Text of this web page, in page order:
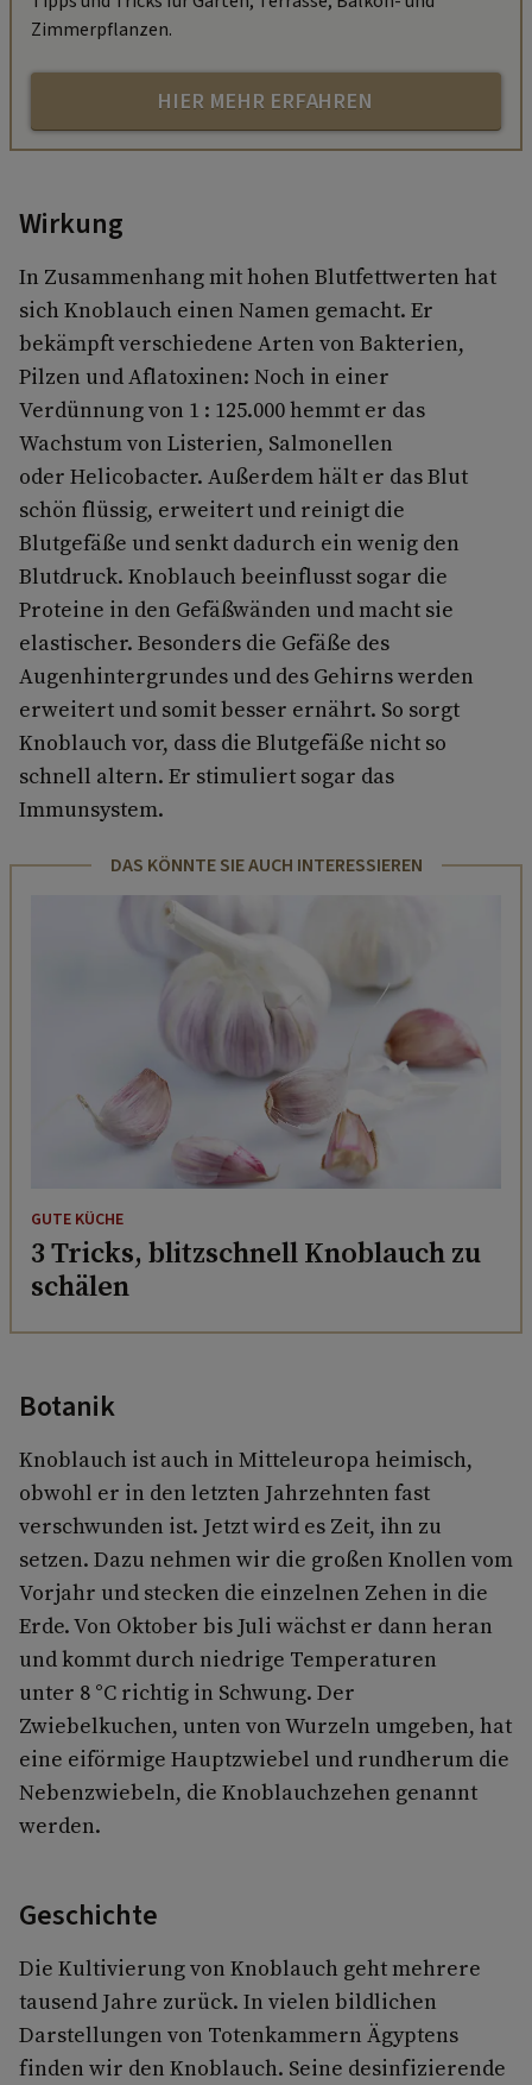
Zimmerpflanzen.
HIER MEHR ERFAHREN
Wirkung
In Zusammenhang mit hohen Blutfettwerten hat
sich Knoblauch einen Namen gemacht. Er
bekämpft verschiedene Arten von Bakterien,
Pilzen und Aflatoxinen: Noch in einer
Verdünnung von 1 : 125.000 hemmt er das
Wachstum von Listerien, Salmonellen
oder Helicobacter. Außerdem hält er das Blut
schön flüssig, erweitert und reinigt die
Blutgefäße und senkt dadurch ein wenig den
Blutdruck. Knoblauch beeinflusst sogar die
Proteine in den Gefäßwänden und macht sie
elastischer. Besonders die Gefäße des
Augenhintergrundes und des Gehirns werden
erweitert und somit besser ernährt. So sorgt
Knoblauch vor, dass die Blutgefäße nicht so
schnell altern. Er stimuliert sogar das
Immunsystem.
DAS KÖNNTE SIE AUCH INTERESSIEREN
GUTE KÜCHE
3 Tricks, blitzschnell Knoblauch zu
schälen
Botanik
Knoblauch ist auch in Mitteleuropa heimisch,
obwohl er in den letzten Jahrzehnten fast
verschwunden ist. Jetzt wird es Zeit, ihn zu
setzen. Dazu nehmen wir die großen Knollen vom
Vorjahr und stecken die einzelnen Zehen in die
Erde. Von Oktober bis Juli wächst er dann heran
und kommt durch niedrige Temperaturen
unter 8 °C richtig in Schwung. Der
Zwiebelkuchen, unten von Wurzeln umgeben, hat
eine eiförmige Hauptzwiebel und rundherum die
Nebenzwiebeln, die Knoblauchzehen genannt
werden.
Geschichte
Die Kultivierung von Knoblauch geht mehrere
tausend Jahre zurück. In vielen bildlichen
Darstellungen von Totenkammern Ägyptens
finden wir den Knoblauch. Seine desinfizierende